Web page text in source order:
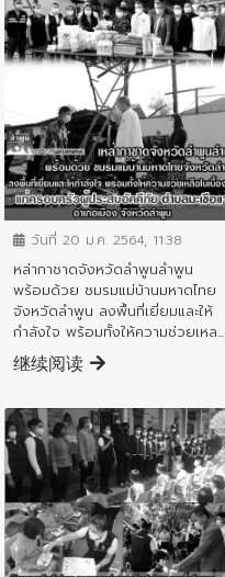
ข่าวประชาสัมพันธ์
วันที่ 20 ม.ค. 2564, 11:38
หล่ากาชาดจังหวัดลำพูนลำพูน
พร้อมด้วย ชมรมแม่บ้านมหาดไทย
จังหวัดลำพูน ลงพื้นที่เยี่ยมและให้
กำลังใจ พร้อมทั้งให้ความช่วยเหล...
继续阅读
ข่าวประชาสัมพันธ์